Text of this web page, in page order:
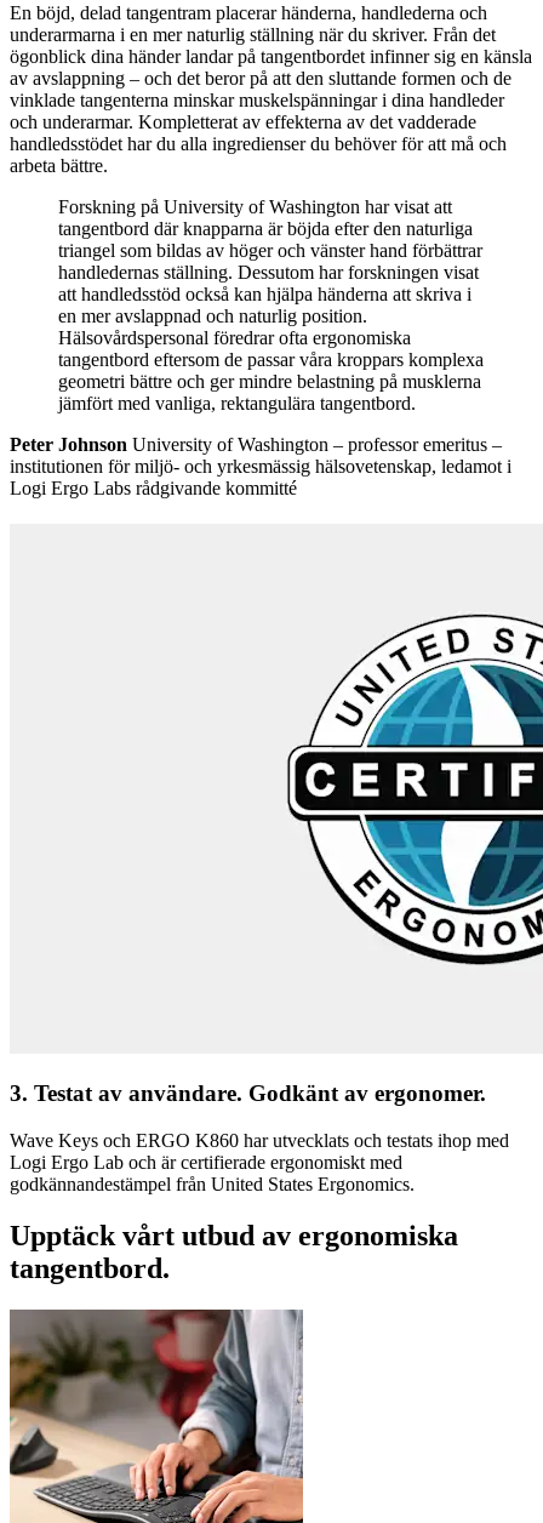
En böjd, delad tangentram placerar händerna, handlederna och
underarmarna i en mer naturlig ställning när du skriver. Från det
ögonblick dina händer landar på tangentbordet infinner sig en känsla
av avslappning – och det beror på att den sluttande formen och de
vinklade tangenterna minskar muskelspänningar i dina handleder
och underarmar. Kompletterat av effekterna av det vadderade
handledsstödet har du alla ingredienser du behöver för att må och
arbeta bättre.
Forskning på University of Washington har visat att
tangentbord där knapparna är böjda efter den naturliga
triangel som bildas av höger och vänster hand förbättrar
handledernas ställning. Dessutom har forskningen visat
att handledsstöd också kan hjälpa händerna att skriva i
en mer avslappnad och naturlig position.
Hälsovårdspersonal föredrar ofta ergonomiska
tangentbord eftersom de passar våra kroppars komplexa
geometri bättre och ger mindre belastning på musklerna
jämfört med vanliga, rektangulära tangentbord.
Peter Johnson University of Washington – professor emeritus –
institutionen för miljö- och yrkesmässig hälsovetenskap, ledamot i
Logi Ergo Labs rådgivande kommitté
3. Testat av användare. Godkänt av ergonomer.
Wave Keys och ERGO K860 har utvecklats och testats ihop med
Logi Ergo Lab och är certifierade ergonomiskt med
godkännandestämpel från United States Ergonomics.
Upptäck vårt utbud av ergonomiska
tangentbord.